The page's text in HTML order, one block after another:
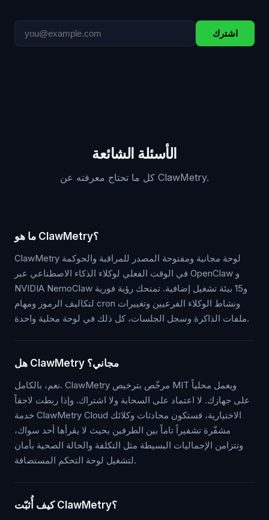
اشترك
الأسئلة الشائعة
كل ما تحتاج معرفته عن ClawMetry.
ما هو ClawMetry؟
ClawMetry لوحة مجانية ومفتوحة المصدر للمراقبة والحوكمة
في الوقت الفعلي لوكلاء الذكاء الاصطناعي عبر OpenClaw و
NVIDIA NemoClaw و15 بيئة تشغيل إضافية. تمنحك رؤية فورية
لتكاليف الرموز ومهام cron ونشاط الوكلاء الفرعيين وتغييرات
ملفات الذاكرة وسجل الجلسات، كل ذلك في لوحة محلية واحدة.
هل ClawMetry مجاني؟
نعم، بالكامل. ClawMetry مرخّص بترخيص MIT ويعمل محلياً
على جهازك. لا اعتماد على السحابة ولا اشتراك. وإذا ربطت لاحقاً
خدمة ClawMetry Cloud الاختيارية، فستكون محادثات وكلائك
مشفّرة تشفيراً تاماً بين الطرفين بحيث لا يقرأها أحد سواك،
وتتزامن الإجماليات البسيطة مثل التكلفة والحالة الصحية بأمان
لتشغيل لوحة التحكم المستضافة.
كيف أُثبّت ClawMetry؟